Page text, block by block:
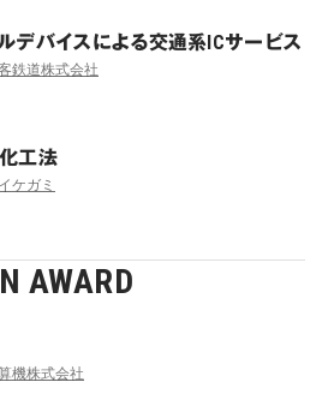
デバイスによる交通系ICサービス
鉄道株式会社
工法
ケガミ
AWARD
機株式会社